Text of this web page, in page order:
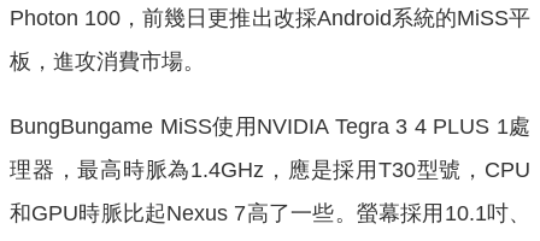
Photon 100，前幾日更推出改採Android系統的MiSS平
板，進攻消費市場。
BungBungame MiSS使用NVIDIA Tegra 3 4 PLUS 1處
理器，最高時脈為1.4GHz，應是採用T30型號，CPU
和GPU時脈比起Nexus 7高了一些。螢幕採用10.1吋、